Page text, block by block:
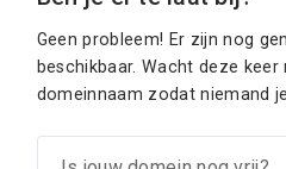
Geen probleem! Er zijn nog
beschikbaar. Wacht deze
domeinnaam zodat niemand